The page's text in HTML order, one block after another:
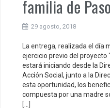
familia de
29 agosto, 2018
La entrega, realizada el día
ejercicio previo del proyecto
estará iniciando desde la
Acción Social, junto a la
esta oportunidad, los
compuesta por una madre
[…]